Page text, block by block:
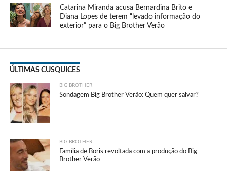
Catarina Miranda acusa Bernardina Brito e
Diana Lopes de terem “levado informação do
exterior” para o Big Brother Verão
ÚLTIMAS CUSQUICES
BIG BROTHER
Sondagem Big Brother Verão: Quem quer salvar?
BIG BROTHER
Família de Boris revoltada com a produção do Big
Brother Verão